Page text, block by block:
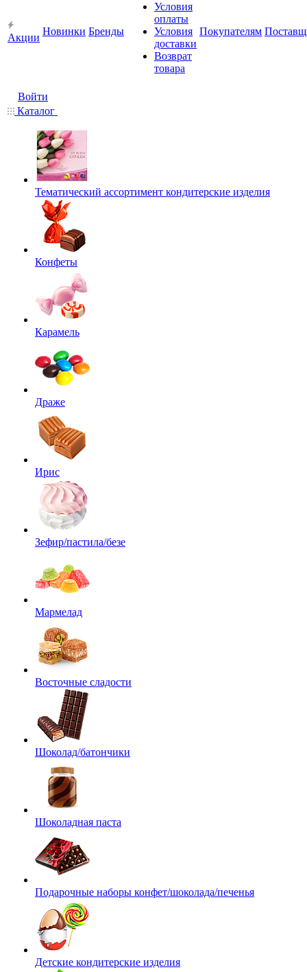
Акции
Новинки Бренды
Условия
оплаты
Условия
доставки
Возврат
товара
Покупателям
Войти
Каталог
Тематический ассортимент кондитерские изделия
Конфеты
Карамель
Драже
Ирис
Зефир/пастила/безе
Мармелад
Восточные сладости
Шоколад/батончики
Шоколадная паста
Подарочные наборы конфет/шоколада/печенья
Детские кондитерские изделия